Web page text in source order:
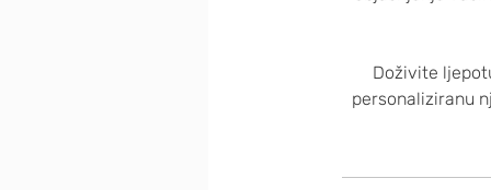
Doživite
personaliziranu